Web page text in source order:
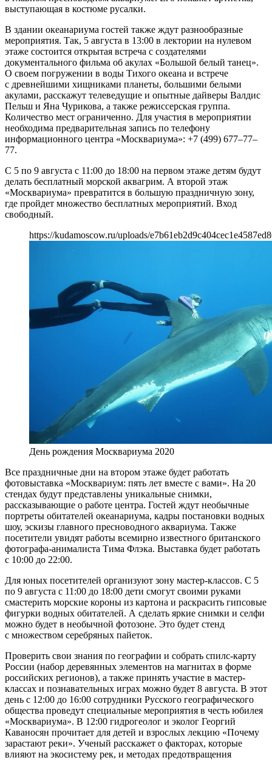
выступающая в костюме русалки.
В здании океанариума гостей также ждут разнообразные
мероприятия. Так, 5 августа в 13:00 в лектории на нулевом
этаже состоится открытая встреча с создателями
документального фильма об акулах «Большой белый танец».
О своем погружении в воды Тихого океана и встрече
с древнейшими хищниками планеты, большими белыми
акулами, расскажут телеведущие и опытные дайверы Валдис
Пельш и Яна Чурикова, а также режиссерская группа.
Количество мест ограниченно. Для участия в мероприятии
необходима предварительная запись по телефону
информационного центра «Москвариума»: +7 (499) 677–77–
77.
С 5 по 9 августа с 11:00 до 18:00 на первом этаже детям будут
делать бесплатный морской аквагрим. А второй этаж
«Москвариума» превратится в большую праздничную зону,
где пройдет множество бесплатных мероприятий. Вход
свободный.
https://kudamoscow.ru/uploads/
День рождения Москвариума 2020
Все праздничные дни на втором этаже будет работать
фотовыставка «Москвариум: пять лет вместе с вами». На 20
стендах будут представлены уникальные снимки,
рассказывающие о работе центра. Гостей ждут необычные
портреты обитателей океанариума, кадры постановки водных
шоу, эскизы главного пресноводного аквариума. Также
посетители увидят работы всемирно известного британского
фотографа-анималиста Тима Флэка. Выставка будет работать
с 10:00 до 22:00.
Для юных посетителей организуют зону мастер-классов. С 5
по 9 августа с 11:00 до 18:00 дети смогут своими руками
смастерить морские короны из картона и раскрасить гипсовые
фигурки водных обитателей. А сделать яркие снимки и селфи
можно будет в необычной фотозоне. Это будет стенд
с множеством серебряных пайеток.
Проверить свои знания по географии и собрать спилс-карту
России (набор деревянных элементов на магнитах в форме
российских регионов), а также принять участие в мастер-
классах и познавательных играх можно будет 8 августа. В этот
день с 12:00 до 16:00 сотрудники Русского географического
общества проведут специальные мероприятия в честь юбилея
«Москвариума». В 12:00 гидрогеолог и эколог Георгий
Каваносян прочитает для детей и взрослых лекцию «Почему
зарастают реки». Ученый расскажет о факторах, которые
влияют на экосистему рек, и методах предотвращения